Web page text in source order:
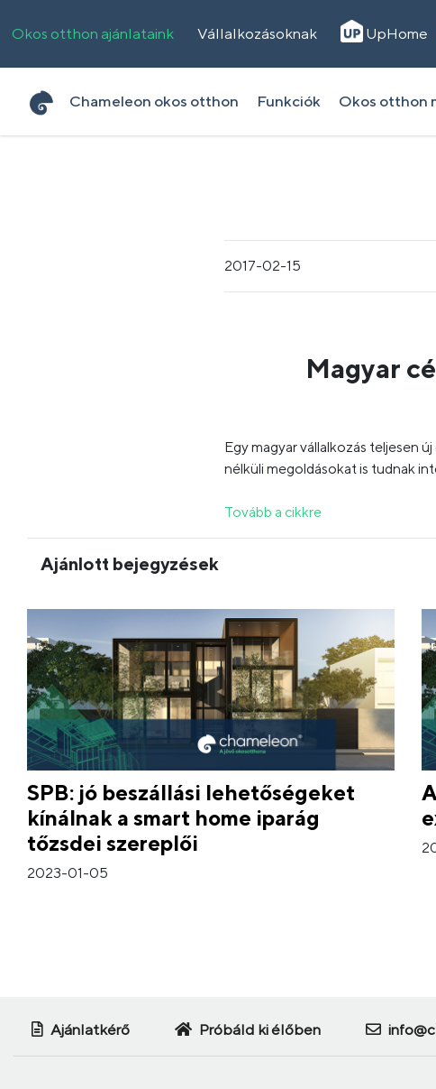
Okos otthon ajánlataink Vállalkozásoknak UpHome
Chameleon okos otthon Funkciók Okos otthon
2017-02-15
Magyar
Egy magyar vállalkozás teljesen
nélküli megoldásokat is tudnak
Tovább a cikkre
Ajánlott bejegyzések
SPB: jó beszállási lehetőségeket
kínálnak a smart home iparág
tőzsdei szereplői
2023-01-05
Ajánlatkérő Próbáld ki élőben